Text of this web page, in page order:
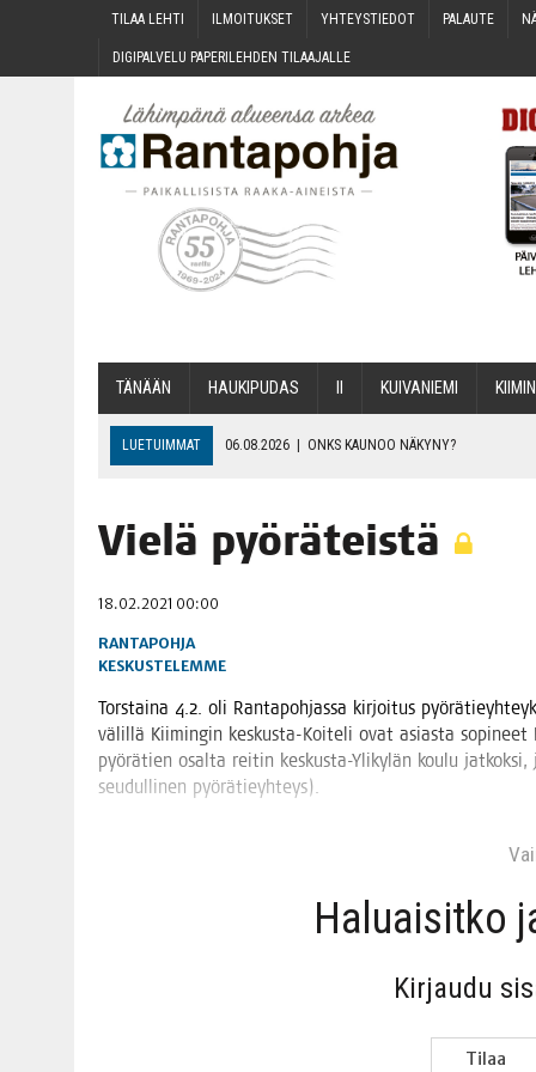
TILAA LEH­TI ILMOI­TUK­SET YHTEYS­TIE­DOT PALAU­TE
DIGI­PAL­VE­LU PAPE­RI­LEH­DEN TILAAJALLE
TÄNÄÄN HAU­KI­PU­DAS KUI­VA­NIE­MI
LUETUIMMAT 06.08.2026 | ONKS KAU­NOO NÄKYNY?
06.08.2026 OPIN­TOI­HIN KAN­SA­LAIS­OPIS­TOS­SA VOI SAA­DA
TOI­VEI­DEN KOTI IISTÄ!
06.08.2026 | KII­MIN­KI­PÄI­VÄT JÄR­JES­TE­TÄÄN PERIN­TEI­TÄ
Vie­lä pyöräteistä
18.02.2021 00:00
RANTAPOHJA
KESKUSTELEMME
Tors­tai­na 4.2. oli Ran­ta­poh­jas­sa kir­joi­tus
välil­lä Kii­min­gin kes­kus­ta-Koi­te­li ovat asias­ta
pyö­rä­tien osal­ta rei­tin kes­kus­ta-Yli­ky­län kou­lu
seu­dul­li­nen pyörätieyhteys).
Haluai­sit­ko
Kir­jau­du
Tilaa